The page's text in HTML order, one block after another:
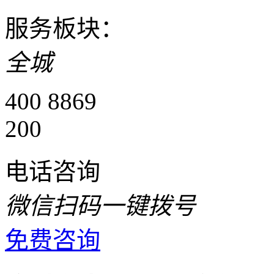
服务板块：
全城
400 8869
200
电话咨询
微信扫码一键拨号
免费咨询